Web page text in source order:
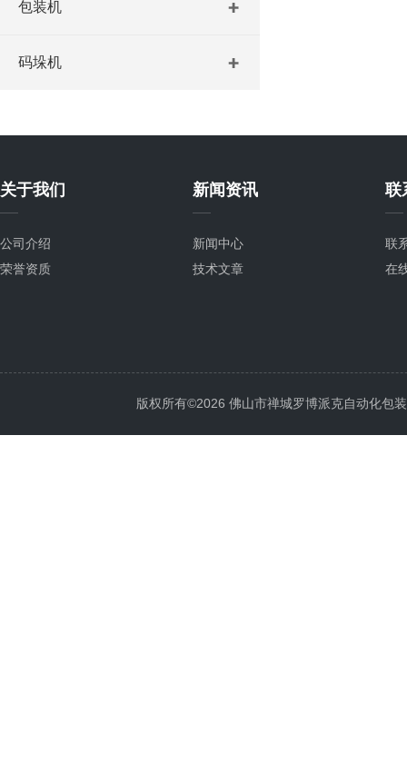
包装机
码垛机
关于我们
公司介绍
荣誉资质
新闻资讯
新闻中心
技术文章
联
联
在
版权所有©2026 佛山市禅城罗博派克自动化